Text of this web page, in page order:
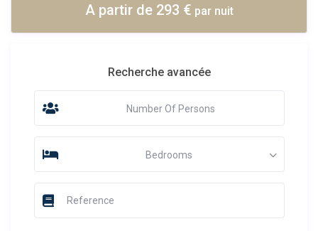
A partir de 293 € par nuit
Recherche avancée
Number Of Persons
Bedrooms